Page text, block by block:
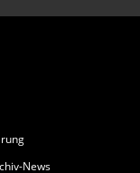
News